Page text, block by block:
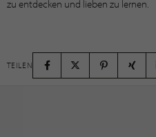
zu entdecken und lieben zu lernen.
TEILEN